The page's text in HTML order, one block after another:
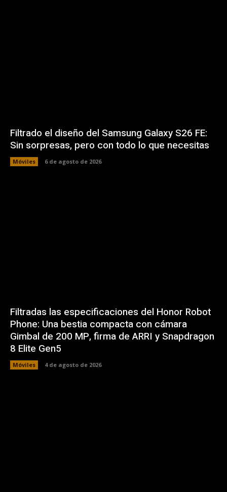
Filtrado el diseño del Samsung Galaxy S26 FE:
Sin sorpresas, pero con todo lo que necesitas
Móviles 6 de agosto de 2026
Filtradas las especificaciones del Honor Robot
Phone: Una bestia compacta con cámara
Gimbal de 200 MP, firma de ARRI y Snapdragon
8 Elite Gen5
Móviles 4 de agosto de 2026